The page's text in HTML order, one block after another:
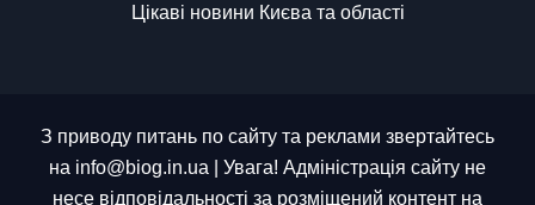
Цікаві новини Києва та області
З приводу питань по сайту та реклами звертайтесь
на info@biog.in.ua | Увага! Адміністрація сайту не
несе відповідальності за розміщений контент на